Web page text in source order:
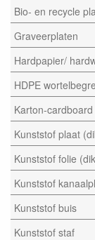
Bio- en recycle
Graveerplaten
Hardpapier/
HDPE
Karton-
Kunststof plaat
Kunststof folie
Kunststof
Kunststof buis
Kunststof staf